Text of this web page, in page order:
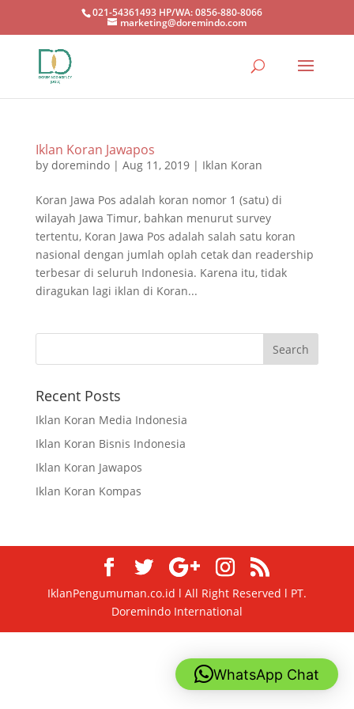
021-54361493 HP/WA: 0856-880-8066
marketing@doremindo.com
Iklan Koran Jawapos
by doremindo| Aug 11, 2019| Iklan Koran
Koran Jawa Pos adalah koran nomor 1 (satu) di
wilayah Jawa Timur, bahkan menurut survey
tertentu, Koran Jawa Pos adalah salah satu koran
nasional dengan jumlah oplah cetak dan readership
terbesar di seluruh Indonesia. Karena itu, tidak
diragukan lagi iklan di Koran...
Recent Posts
Iklan Koran Media Indonesia
Iklan Koran Bisnis Indonesia
Iklan Koran Jawapos
Iklan Koran Kompas
IklanPengumuman.co.id l All Right Reserved l PT.
Doremindo International
WhatsApp Chat